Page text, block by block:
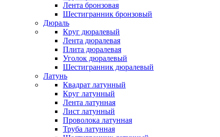
Лента бронзовая
Шестигранник бронзовый
Дюраль
Круг дюралевый
Лента дюралевая
Плита дюралевая
Уголок дюралевый
Шестигранник дюралевый
Латунь
Квадрат латунный
Круг латунный
Лента латунная
Лист латунный
Проволока латунная
Труба латунная